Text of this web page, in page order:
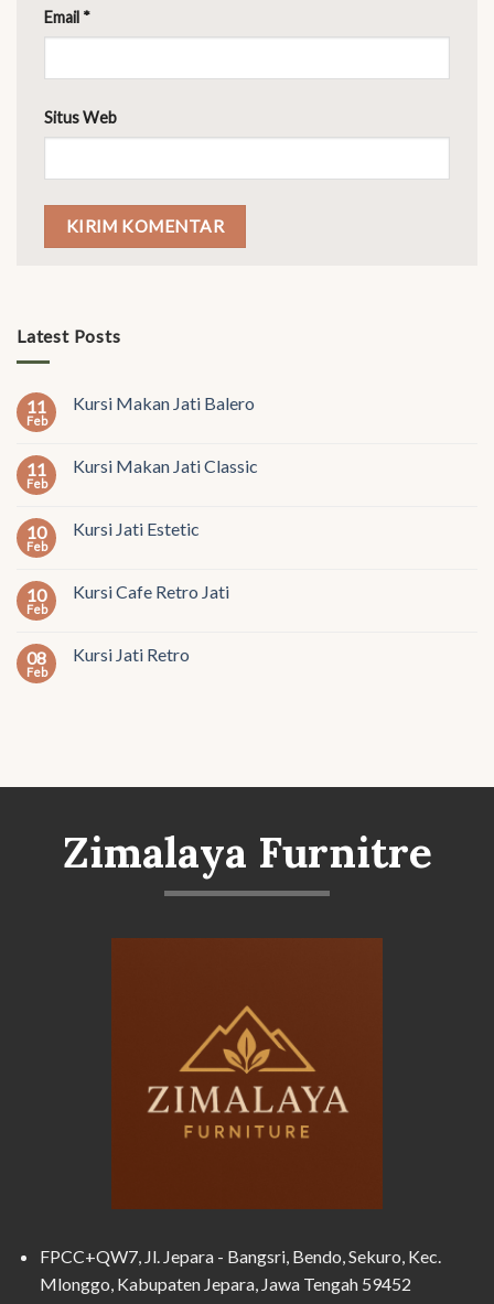
Email *
Situs Web
Latest Posts
11
Feb
Kursi Makan Jati Balero
11
Feb
Kursi Makan Jati Classic
10
Feb
Kursi Jati Estetic
10
Feb
Kursi Cafe Retro Jati
08
Feb
Kursi Jati Retro
Zimalaya Furnitre
FPCC+QW7, Jl. Jepara - Bangsri, Bendo, Sekuro, Kec.
Mlonggo, Kabupaten Jepara, Jawa Tengah 59452